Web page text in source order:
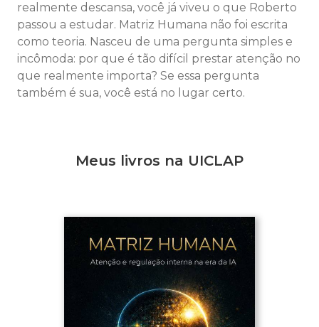
realmente descansa, você já viveu o que Roberto
passou a estudar. Matriz Humana não foi escrita
como teoria. Nasceu de uma pergunta simples e
incômoda: por que é tão difícil prestar atenção no
que realmente importa? Se essa pergunta
também é sua, você está no lugar certo.
Meus livros na UICLAP